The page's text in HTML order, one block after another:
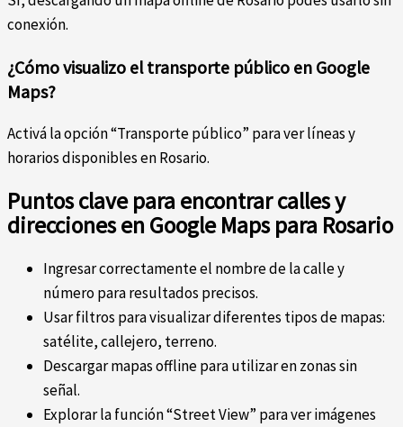
conexión.
¿Cómo visualizo el transporte público en Google
Maps?
Activá la opción “Transporte público” para ver líneas y
horarios disponibles en Rosario.
Puntos clave para encontrar calles y
direcciones en Google Maps para Rosario
Ingresar correctamente el nombre de la calle y
número para resultados precisos.
Usar filtros para visualizar diferentes tipos de mapas:
satélite, callejero, terreno.
Descargar mapas offline para utilizar en zonas sin
señal.
Explorar la función “Street View” para ver imágenes